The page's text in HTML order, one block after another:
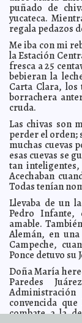
2011-03-09 12:23:43
Mérida A7
2011-03-09 12:10:11 El
motuleños y les
2011-03-09 12:04:29
envían sus
Consulta a
2011-03-09 11:45:49
aniversario el
2011-03-09 11:42:13
Carnaval 2011
2011-03-09 11:39:07
Boyer y Valentino
2011-03-09 11:32:45 Las
A7
2011-03-09 11:28:57
meridana A7
2011-03-09 10:46:36 ¿Te
reponerte A7
2011-03-09 09:55:07
2011-03-09 09:16:31
2011-03-09 08:43:56
2011-03-08 16:59:33 La
revocada Franz de J.
puñado de
yucateca.
regala pedazos
Me iba con mi
la Estación
fresca a 25
bebieran la
Carta Clara,
borrachera
cruda.
Las chivas son
perder el orden;
muchas cuevas
esas cuevas se
tan
Acechaban
Todas tenían
Llevaba de un
Pedro Infante,
amable.
Alemán, en
Campeche,
Ponce detuvo su
Doña María
Paredes
convencida
combate a la